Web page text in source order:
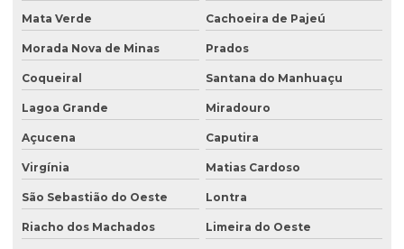
Mata Verde Cachoeira de Pajeú
Morada Nova de Minas Prados
Coqueiral Santana do Manhuaçu
Lagoa Grande Miradouro
Açucena Caputira
Virgínia Matias Cardoso
São Sebastião do Oeste Lontra
Riacho dos Machados Limeira do Oeste